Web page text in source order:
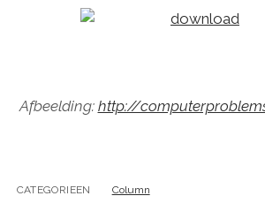
Afbeelding: http://
CATEGORIEEN Column